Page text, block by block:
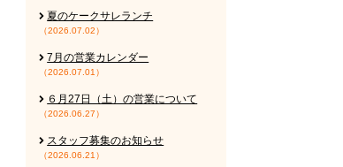
夏のケークサレランチ
（2026.07.02）
7月の営業カレンダー
（2026.07.01）
６月27日（土）の営業について
（2026.06.27）
スタッフ募集のお知らせ
（2026.06.21）